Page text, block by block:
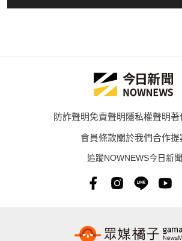
防詐聲明免責聲明隱私權聲明著
會員條款關於我們合作提
追蹤NOWNEWS今日新聞